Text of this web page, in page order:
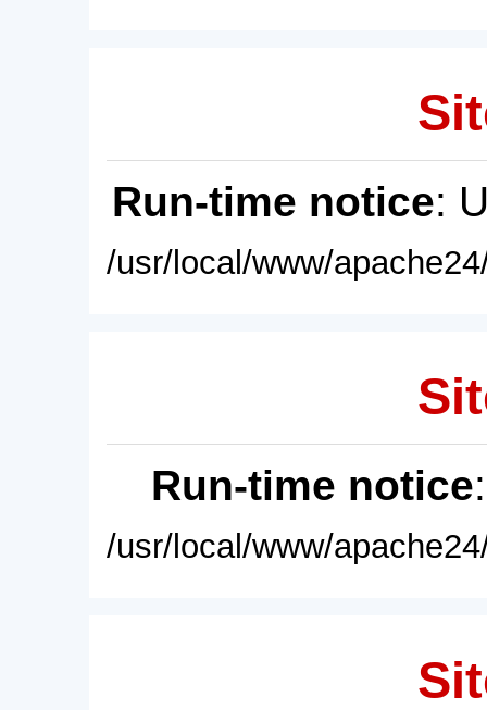
Run-time notice:
/usr/local/www/
Run-time notice
/usr/local/www/